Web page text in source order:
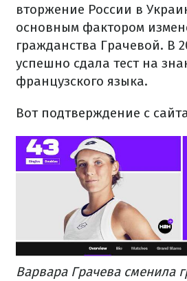
вторжение России в
основным фактором
гражданства Грачевой. В
успешно сдала тест на
французского языка.
Вот подтверждение с
Варвара Грачева сменила